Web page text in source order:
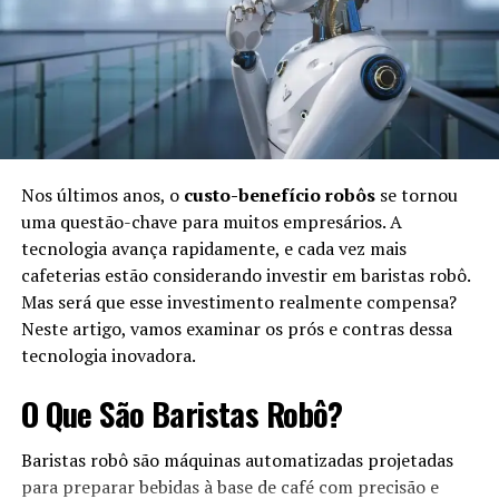
Década de 1950:Criação dos primeiros
programas de IA para resolver problemas
matemáticos simples.
Década de 1980:
Desenvolvimento de sistemas
especialistas, focando na tomada de decisões em
áreas específicas.
Fim dos anos 2000:Avanços emmachine learning
edeep learning, permitindo que a IA aprendesse e
melhorasse com experiências.
Atualidade:
Integração da IA em diversas áreas,
como saúde, finanças e entretenimento.
Benefícios da Simbiose na Vida
Cotidiana
O uso da IA na vida cotidiana traz diversos benefícios,
Nos últimos anos, o custo-benefício robôsse tornou
uma questão-chave para muitos empresários. A
tecnologia avança rapidamente, e cada vez mais
cafeterias estão considerando investir em baristas robô.
Mas será que esse investimento realmente compensa?
Neste artigo, vamos examinar os prós e contras dessa
tecnologia inovadora.
O Que São Baristas Robô?
Baristas robô são máquinas automatizadas projetadas
para preparar bebidas à base de café com precisão e